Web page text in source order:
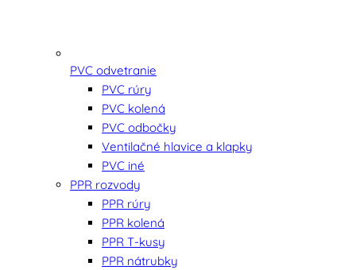
PVC odvetranie
PVC rúry
PVC kolená
PVC odbočky
Ventilačné hlavice a klapky
PVC iné
PPR rozvody
PPR rúry
PPR kolená
PPR T-kusy
PPR nátrubky